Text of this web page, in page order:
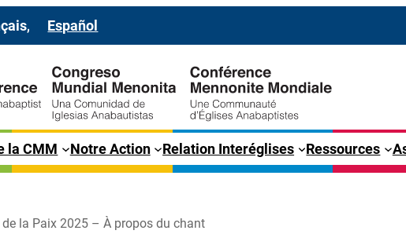
Español
la CMM Notre Action Relation Interéglises Ressources
la Paix 2025 – À propos du chant